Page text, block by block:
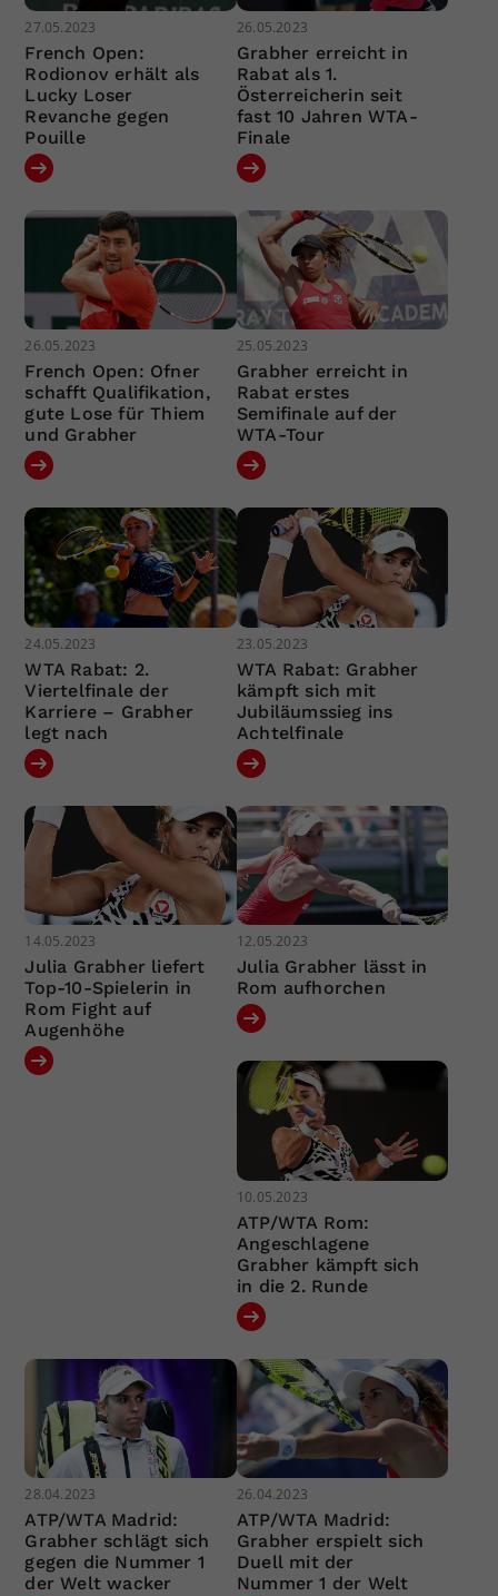
27.05.2023
French Open:
Rodionov erhält als
Lucky Loser
Revanche gegen
Pouille
26.05.2023
Grabher erreicht in
Rabat als 1.
Österreicherin seit
fast 10 Jahren WTA-
Finale
26.05.2023
French Open: Ofner
schafft Qualifikation,
gute Lose für Thiem
und Grabher
25.05.2023
Grabher erreicht in
Rabat erstes
Semifinale auf der
WTA-Tour
24.05.2023
WTA Rabat: 2.
Viertelfinale der
Karriere – Grabher
legt nach
23.05.2023
WTA Rabat: Grabher
kämpft sich mit
Jubiläumssieg ins
Achtelfinale
14.05.2023
Julia Grabher liefert
Top-10-Spielerin in
Rom Fight auf
Augenhöhe
12.05.2023
Julia Grabher lässt in
Rom aufhorchen
10.05.2023
ATP/WTA Rom:
Angeschlagene
Grabher kämpft sich
in die 2. Runde
28.04.2023
ATP/WTA Madrid:
Grabher schlägt sich
gegen die Nummer 1
der Welt wacker
26.04.2023
ATP/WTA Madrid:
Grabher erspielt sich
Duell mit der
Nummer 1 der Welt